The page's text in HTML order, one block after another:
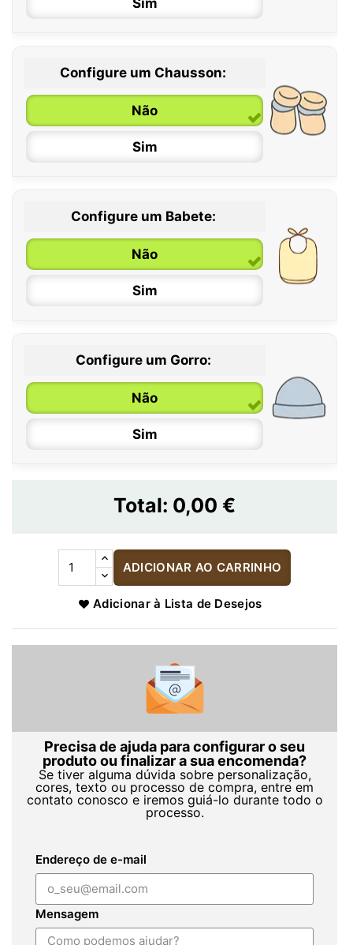
0 / 6 meses
6 / 12 meses
12 / 18 meses
Configure um Chausson:
Não
Sim
Configure um Babete:
Não
Sim
Configure um Gorro:
Não
Sim
Total: 0,00 €
ADICIONAR AO CARRINHO
Adicionar à Lista de Desejos
Precisa de ajuda para configurar o seu
produto ou finalizar a sua encomenda?
Se tiver alguma dúvida sobre personalização,
cores, texto ou processo de compra, entre em
contato conosco e iremos guiá-lo durante todo o
processo.
Endereço de e-mail
Mensagem